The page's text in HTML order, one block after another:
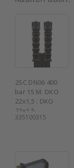
2SC DN06 400
bar 15 M. DKO
22x1,5 : DKO
22x1,5
335100315